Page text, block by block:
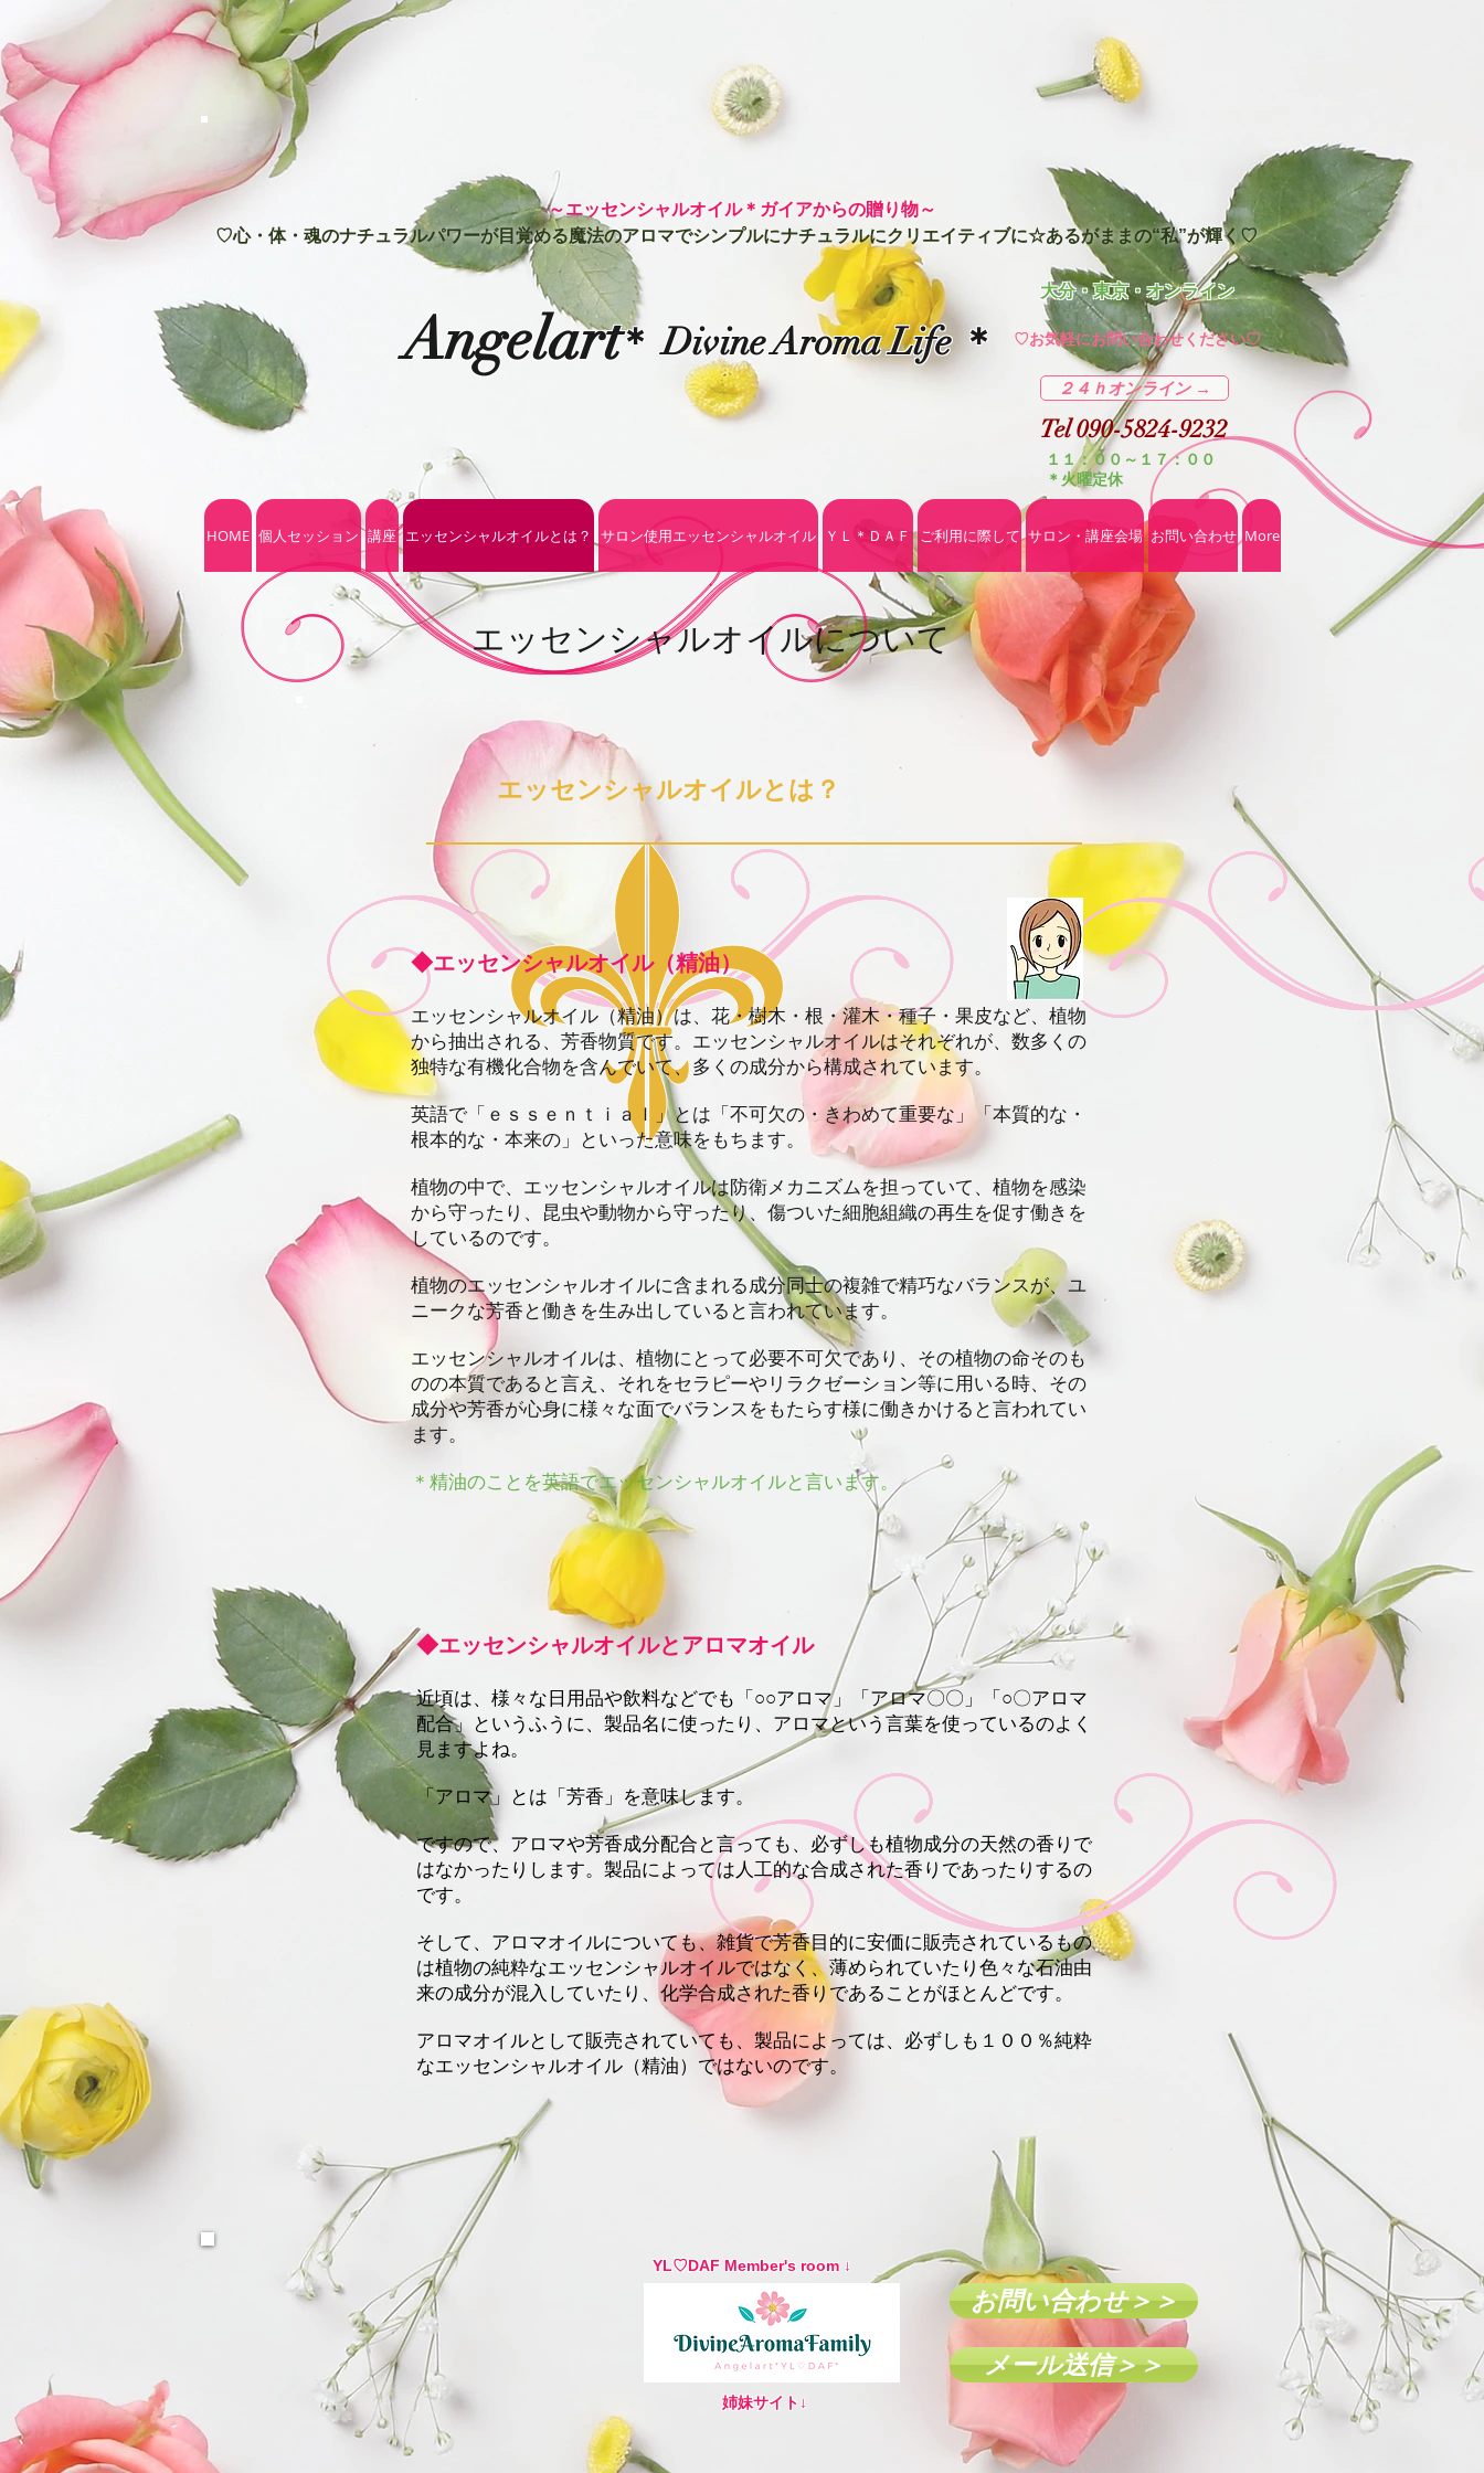
​～エッセンシャルオイル＊ガイアからの贈り物～
♡心・体・魂のナチュラルパワーが目覚める魔法のアロマでシンプルにナチュラルにクリエイティブに☆あるがままの“私”が輝く♡
​大分・東京・オンライン
Angelart ​♡お気軽にお問い合わせください♡
＊ Divine Aroma Life ＊
Tel 090-5824-9232
２４ｈオンライン →
１１：００～１７：００
＊火曜定休
HOME 個人セッション 講座 エッセンシャルオイルとは？ サロン使用エッセンシャルオイル ＹＬ＊ＤＡＦ ご利用に際して サロン・講座会場 お問い合わせ More
​エッセンシャルオイルについて
​エッセンシャルオイルとは？
◆エッセンシャルオイル（精油）
エッセンシャルオイル（精油）は、花・樹木・根・灌木・種子・果皮など、植物
から抽出される、芳香物質です。エッセンシャルオイルはそれぞれが、数多くの
独特な有機化合物を含んでいて、多くの成分から構成されています。
英語で「ｅｓｓｅｎｔｉａｌ」とは「不可欠の・きわめて重要な」「本質的な・
根本的な・本来の」といった意味をもちます。
植物の中で、エッセンシャルオイルは防衛メカニズムを担っていて、植物を感染
から守ったり、昆虫や動物から守ったり、傷ついた細胞組織の再生を促す働きを
しているのです。
植物のエッセンシャルオイルに含まれる成分同士の複雑で精巧なバランスが、ユ
ニークな芳香と働きを生み出していると言われています。
エッセンシャルオイルは、植物にとって必要不可欠であり、その植物の命そのも
のの本質であると言え、それをセラピーやリラクゼーション等に用いる時、その
成分や芳香が心身に様々な面でバランスをもたらす様に働きかけると言われてい
ます。
＊精油のことを英語でエッセンシャルオイルと言います。
◆エッセンシャルオイルとアロマオイル
近頃は、様々な日用品や飲料などでも「○○アロマ」
「アロマ〇〇」「○〇アロマ
配合」 というふうに、製品名に使ったり、アロマという言葉を使っているのよく
見ますよね。
「アロマ」とは「芳香」を意味します。
ですので、アロマや芳香成分配合と言っても、必ずしも植物成分の天然の香りで
はなかったりします。製品によっては人工的な合成された香りであったりするの
です。
そして、アロマオイルについても、雑貨で芳香目的に安価に販売されているもの
は植物の純粋なエッセンシャルオイルではなく、薄められていたり色々な石油由
来の成分が混入していたり、化学合成された香りであることがほとんどです。
アロマオイルとして販売されていても、製品によっては、必ずしも１００％純粋
なエッセンシャルオイル（精油）ではないのです。
YL♡DAF Member's room ↓
お問い合わせ＞＞
メール送信＞＞
姉妹サイト↓